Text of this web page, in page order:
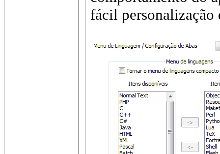
fácil personalização